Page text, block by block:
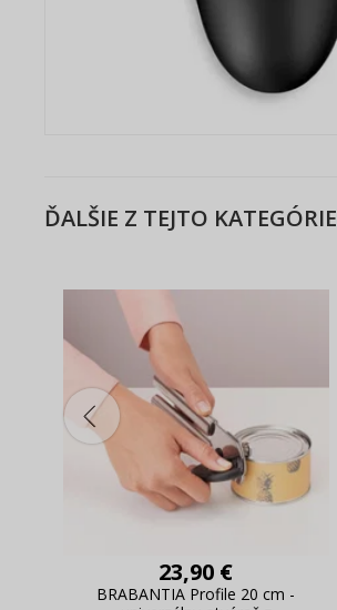
ĎALŠIE Z TEJTO KATEGÓRIE
23,90 €
BRABANTIA Profile 20 cm -